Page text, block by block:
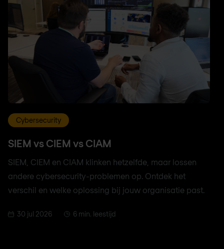
Cybersecurity
SIEM vs CIEM vs CIAM
SIEM, CIEM en CIAM klinken hetzelfde, maar lossen
andere cybersecurity-problemen op. Ontdek het
verschil en welke oplossing bij jouw organisatie past.
30 jul 2026 6 min. leestijd